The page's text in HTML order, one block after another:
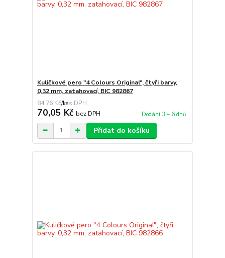
Kuličkové pero "4 Colours Original", čtyři barvy,
0,32 mm, zatahovací, BIC 982867
84,76 Kč/ks
70,05 Kč bez DPH Dodání 3 – 6 dnů
Přidat do košíku